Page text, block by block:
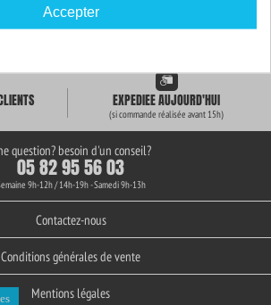
+ de 3000 REFERENCES
EXPEDIEE AUJOURD'HUI
(si commande réalisée avant 15h)
question? besoin d'un conseil?
05 82 95 56 03
9h-12h / 14h-19h - Samedi 9h-13h
Contactez-nous
Conditions générales de vente
Mentions légales
Accepter